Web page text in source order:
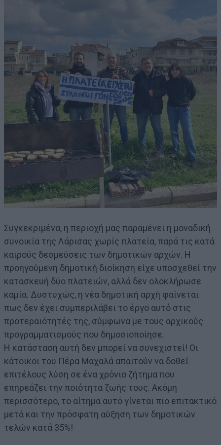
Συγκεκριμένα, η περιοχή μας παραμένει η μοναδική
συνοικία της Λάρισας χωρίς πλατεία, παρά τις κατά
καιρούς δεσμεύσεις των δημοτικών αρχών. Η
προηγούμενη δημοτική διοίκηση είχε υποσχεθεί την
κατασκευή δύο πλατειών, αλλά δεν ολοκλήρωσε
καμία. Δυστυχώς, η νέα δημοτική αρχή φαίνεται
πως δεν έχει συμπεριλάβει το έργο αυτό στις
προτεραιότητές της, σύμφωνα με τους αρχικούς
προγραμματισμούς που δημοσιοποίησε.
Η κατάσταση αυτή δεν μπορεί να συνεχιστεί! Οι
κάτοικοι του Πέρα Μαχαλά απαιτούν να δοθεί
επιτέλους λύση σε ένα χρόνιο ζήτημα που
επηρεάζει την ποιότητα ζωής τους. Ακόμη
περισσότερο, το αίτημα αυτό γίνεται πιο επιτακτικό
μετά και την πρόσφατη αύξηση των δημοτικών
τελών κατά 35%!